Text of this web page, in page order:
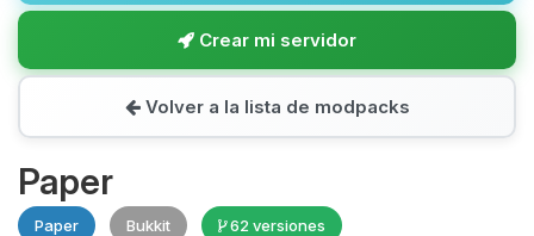
Crear mi servidor
Volver a la lista de modpacks
Paper
Paper Bukkit 62 versiones